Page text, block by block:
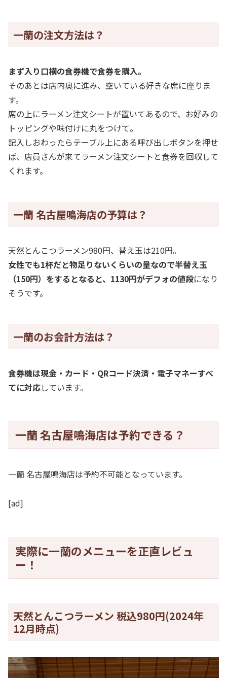
一蘭の注文方法は？
まず入り口横の食券機で食券を購入。
そのあとは店内奥に進み、空いている好きな席に座りま
す。
席の上にラーメン注文シートが置いてあるので、お好みの
トッピングや味付けに丸をつけて。
記入しおわったらテーブル上にある呼び出しボタンを押せ
ば、店員さんが来てラーメン注文シートと食券を回収して
くれます。
一蘭 名古屋鳴海店の予算は？
天然とんこつラーメン980円、替え玉は210円。
女性でも1杯だと物足りないくらいの量なので半替え玉
（150円）をするとなると、1130円がデフォの値段になり
そうです。
一蘭のお会計方法は？
食券機は現金・カード・QRコード決済・電子マネーすべ
てに対応しています。
一蘭 名古屋鳴海店は予約できる？
一蘭 名古屋鳴海店は予約不可能となっています。
[ad]
実際に一蘭のメニューを正直レビュ
ー！
天然とんこつラーメン 税込980円(2024年
12月時点)